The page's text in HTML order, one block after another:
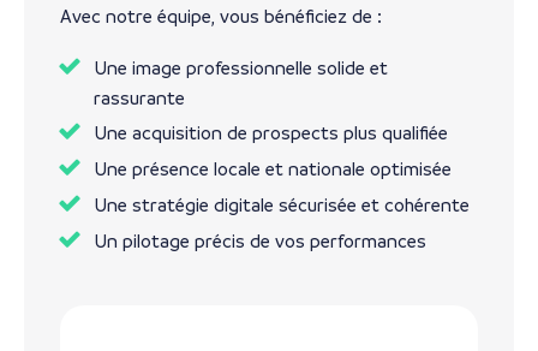
Avec notre équipe, vous bénéficiez de :
Une image professionnelle solide et
rassurante
Une acquisition de prospects plus qualifiée
Une présence locale et nationale optimisée
Une stratégie digitale sécurisée et cohérente
Un pilotage précis de vos performances